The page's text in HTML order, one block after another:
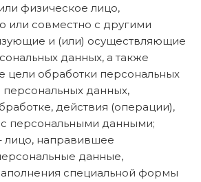
физическое лицо,
или совместно с другими
и (или) осуществляющие
данных, а также
обработки персональных
персональных данных,
действия (операции),
персональными данными;
лицо, направившее
данные,
специальной формы